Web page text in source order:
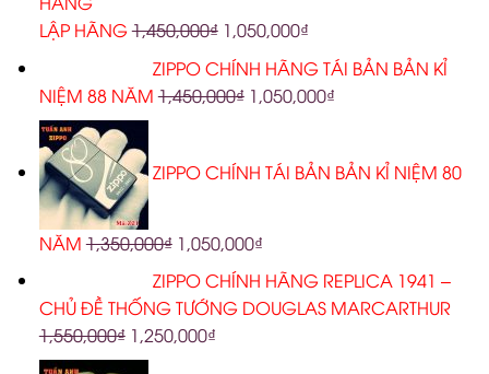
LẬP HÃNG 1,450,000₫ 1,050,000₫
ZIPPO CHÍNH HÃNG TÁI BẢN BẢN KỈ
NIỆM 88 NĂM 1,450,000₫ 1,050,000₫
ZIPPO CHÍNH TÁI BẢN BẢN KỈ NIỆM 80
NĂM 1,350,000₫ 1,050,000₫
ZIPPO CHÍNH HÃNG REPLICA 1941 –
CHỦ ĐỀ THỐNG TƯỚNG DOUGLAS MARCARTHUR
1,550,000₫ 1,250,000₫